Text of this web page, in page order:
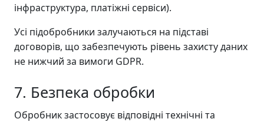
інфраструктура, платіжні сервіси).
Усі підобробники залучаються на підставі
договорів, що забезпечують рівень захисту даних
не нижчий за вимоги GDPR.
7. Безпека обробки
Обробник застосовує відповідні технічні та